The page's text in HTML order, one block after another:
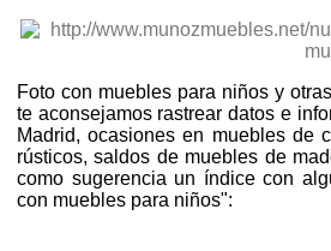
Foto con muebles para niños y
te aconsejamos rastrear datos e
Madrid, ocasiones en muebles de
rústicos, saldos de muebles de
como sugerencia un índice con
con muebles para niños":